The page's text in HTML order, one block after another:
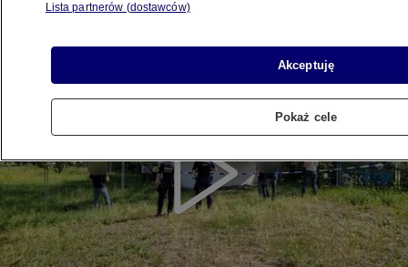
Posłuchaj artykułu
Lista partnerów (dostawców)
Akceptuję
Pokaż cele